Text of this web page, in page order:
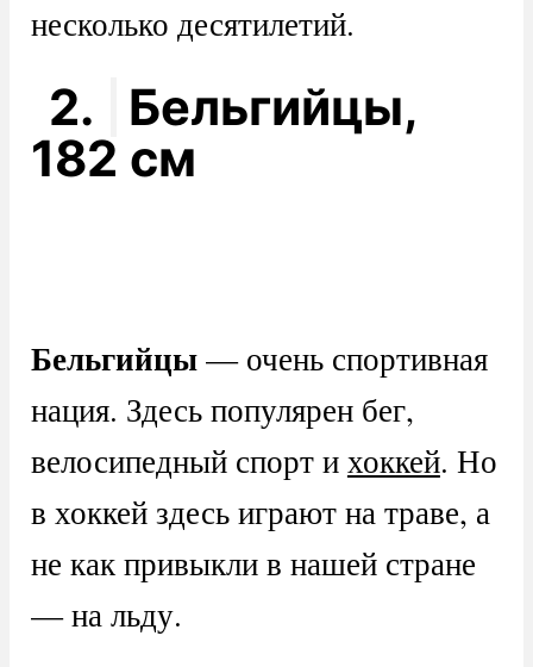
несколько десятилетий.
2.
Бельгийцы,
182 см
Бельгийцы— очень спортивная
нация. Здесь популярен бег,
велосипедный спорт ихоккей. Но
в хоккей здесь играют на траве, а
не как привыкли в нашей стране
— на льду.